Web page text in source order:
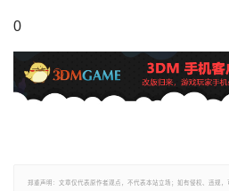
0
郑重声明：文章仅代表原作者观点，不代表本站立场；如有侵权、违规，